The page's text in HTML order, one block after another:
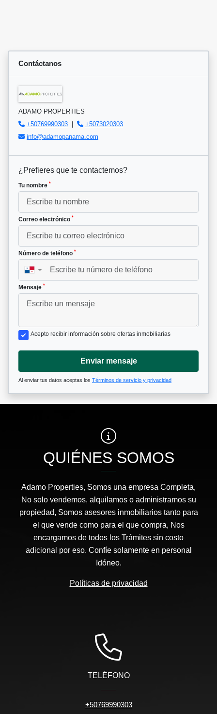
Contáctanos
ADAMO PROPERTIES
+50769990303 |
+5073020303
info@adamopanama.com
¿Prefieres que te contactemos?
Tu nombre *
Correo electrónico *
Número de teléfono *
▼
Mensaje *
Acepto recibir información sobre ofertas inmobiliarias
Enviar mensaje
Al enviar tus datos aceptas los Términos de servicio y privacidad
QUIÉNES SOMOS
Adamo Properties, Somos una empresa Completa,
No solo vendemos, alquilamos o administramos su
propiedad, Somos asesores inmobiliarios tanto para
el que vende como para el que compra, Nos
encargamos de todos los Trámites sin costo
adicional por eso. Confíe solamente en personal
Idóneo.
Políticas de privacidad
TELÉFONO
+50769990303